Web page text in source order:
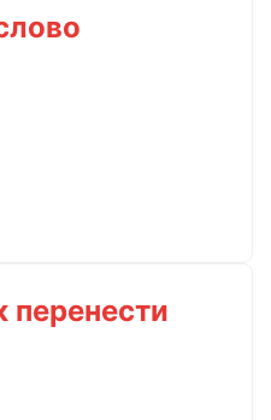
перенести